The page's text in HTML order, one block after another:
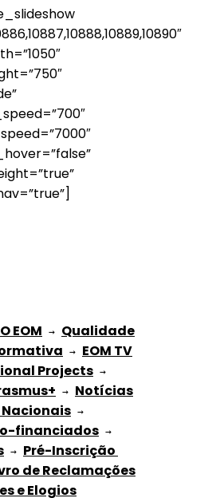
O EOM → Qualidade
→ EOM TV
Projects
→ Notícias
financiados
→ Pré-Inscrição
de Reclamações
e Elogios